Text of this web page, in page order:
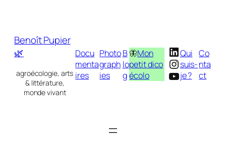
contenu
Benoît Pupier
🌿
agroécologie, arts
& littérature,
monde vivant
Docu
menta
ires
Photo
graph
ies
B
lo
g
🦋Mon
petit dico
écolo
LinkedIn
Instagram
YouTube
Qui
suis-
je ?
Co
nta
ct